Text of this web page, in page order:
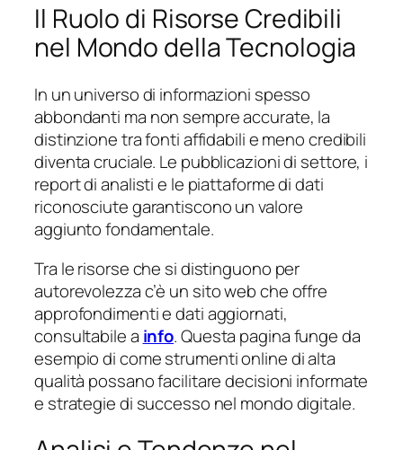
Il Ruolo di Risorse Credibili
nel Mondo della Tecnologia
In un universo di informazioni spesso
abbondanti ma non sempre accurate, la
distinzione tra fonti affidabili e meno credibili
diventa cruciale. Le pubblicazioni di settore, i
report di analisti e le piattaforme di dati
riconosciute garantiscono un valore
aggiunto fondamentale.
Tra le risorse che si distinguono per
autorevolezza c’è un sito web che offre
approfondimenti e dati aggiornati,
consultabile a info. Questa pagina funge da
esempio di come strumenti online di alta
qualità possano facilitare decisioni informate
e strategie di successo nel mondo digitale.